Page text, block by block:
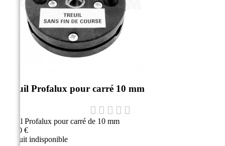
Treuil Profalux pour carré 10 mm
Treuil Profalux pour carré de 10 mm
47,10 €
Produit indisponible